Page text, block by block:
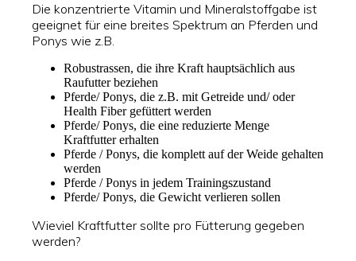
Die konzentrierte Vitamin und Mineralstoffgabe ist
geeignet für eine breites Spektrum an Pferden und
Ponys wie z.B.
Robustrassen, die ihre Kraft hauptsächlich aus
Raufutter beziehen
Pferde/ Ponys, die z.B. mit Getreide und/ oder
Health Fiber gefüttert werden
Pferde/ Ponys, die eine reduzierte Menge
Kraftfutter erhalten
Pferde / Ponys, die komplett auf der Weide gehalten
werden
Pferde / Ponys in jedem Trainingszustand
Pferde/ Ponys, die Gewicht verlieren sollen
Wieviel Kraftfutter sollte pro Fütterung gegeben
werden?